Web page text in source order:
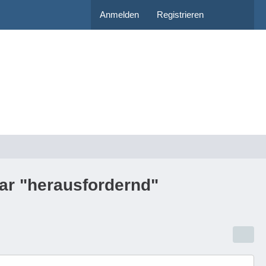
Anmelden Registrieren
"herausfordernd"